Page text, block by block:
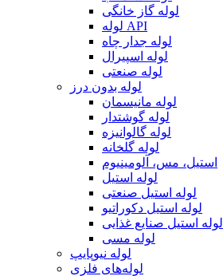
لوله گاز خانگی
لوله API
لوله جدار چاه
لوله اسپیرال
لوله صنعتی
لوله بدون درز
لوله مانیسمان
لوله گوشتدار
لوله گالوانیزه
لوله گلخانه
استیل، مس، آلومینیوم
لوله استیل
لوله استیل صنعتی
لوله استیل دکوراتیو
لوله استیل صنایع غذایی
لوله مسی
لوله نیوپایپ
لوله‌های فلزی